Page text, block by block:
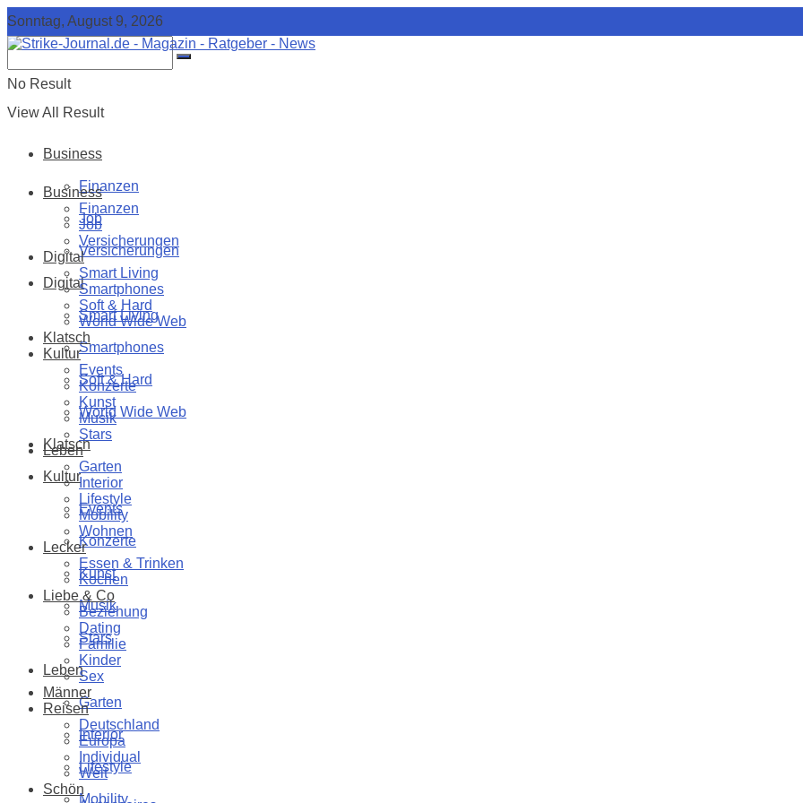
Sonntag, August 9, 2026
No Result
View All Result
Business
Finanzen
Job
Versicherungen
Digital
Smart Living
Smartphones
Soft & Hard
World Wide Web
Klatsch
Kultur
Events
Konzerte
Kunst
Musik
Stars
Leben
Garten
Interior
Lifestyle
Mobility
Business
Finanzen
Job
Versicherungen
Digital
Smart Living
Smartphones
Soft & Hard
World Wide Web
Klatsch
Kultur
Events
Konzerte
Kunst
Musik
Stars
Leben
Garten
Interior
Lifestyle
Mobility
Wohnen
Lecker
Essen & Trinken
Kochen
Liebe & Co
Beziehung
Dating
Familie
Kinder
Sex
Männer
Reisen
Deutschland
Europa
Individual
Welt
Schön